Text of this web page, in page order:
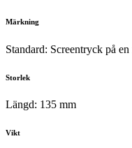
Märkning
Standard: Screentryck på
Storlek
Längd: 135 mm
Vikt